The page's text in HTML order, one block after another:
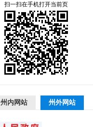
扫一扫在手机打开当前页
州内网站 州外网站